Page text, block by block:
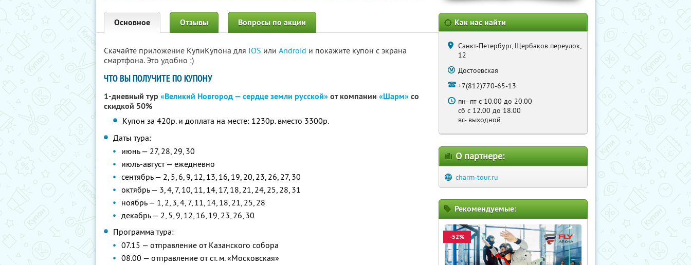
Основное Отзывы Вопросы по акции
Скачайте приложение КупиКупона для IOS или Android и покажите купон с экрана
смартфона. Это удобно :)
ЧТО ВЫ ПОЛУЧИТЕ ПО КУПОНУ
1-дневный тур «Великий Новгород — сердце земли русской»от компании «Шарм»со
скидкой 50%
Купон за 420р. и доплата на месте: 1230р. вместо 3300р.
Даты тура:
июнь — 27, 28, 29, 30
июль-август — ежедневно
сентябрь — 2, 5, 6, 9, 12, 13, 16, 19, 20, 23, 26, 27, 30
октябрь — 3, 4, 7, 10, 11, 14, 17, 18, 21, 24, 25, 28, 31
ноябрь — 1, 2, 3, 4, 7, 11, 14, 18, 21, 25, 28
декабрь — 2, 5, 9, 12, 16, 19, 23, 26, 30
Программа тура:
07.15 — отправление от Казанского собора
08.00 — отправление от ст. м. «Московская»
Как нас найти
Санкт-Петербург, Щербаков переулок,
12
Достоевская
+7(812)770-65-13
пн- пт с 10.00 до 20.00
сб с 12.00 до 18.00
вс- выходной
О партнере:
charm-tour.ru
Рекомендуемые:
-52%